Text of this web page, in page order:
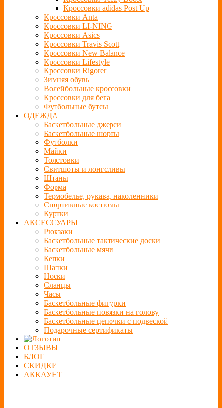
Кроссовки adidas Post Up
Кроссовки Anta
Кроссовки LI-NING
Кроссовки Asics
Кроссовки Travis Scott
Кроссовки New Balance
Кроссовки Lifestyle
Кроссовки Rigorer
Зимняя обувь
Волейбольные кроссовки
Кроссовки для бега
Футбольные бутсы
ОДЕЖДА
Баскетбольные джерси
Баскетбольные шорты
Футболки
Майки
Толстовки
Свитшоты и лонгсливы
Штаны
Форма
Термобелье, рукава, наколенники
Спортивные костюмы
Куртки
АКСЕССУАРЫ
Рюкзаки
Баскетбольные тактические доски
Баскетбольные мячи
Кепки
Шапки
Носки
Сланцы
Часы
Баскетбольные фигурки
Баскетбольные повязки на голову
Баскетбольные цепочки с подвеской
Подарочные сертификаты
ОТЗЫВЫ
БЛОГ
СКИДКИ
АККАУНТ